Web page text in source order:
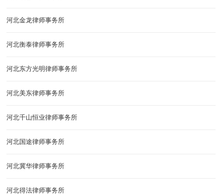
河北金龙律师事务所
河北衡泰律师事务所
河北东方光明律师事务所
河北美东律师事务所
河北千山恒业律师事务所
河北国途律师事务所
河北冀华律师事务所
河北得法律师事务所